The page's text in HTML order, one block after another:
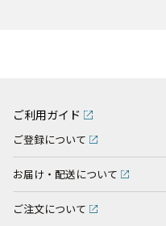
ご利用ガイド
ご登録について
お届け・配送について
ご注文について